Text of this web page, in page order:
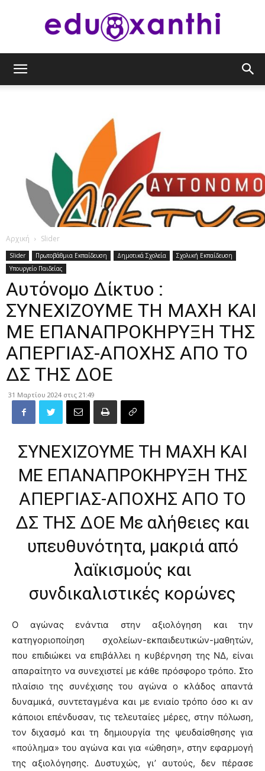
Αρχική Slider
Slider Πρωτοβάθμια Εκπαίδευση Δημοτικά Σχολεία
Σχολική Εκπαίδευση
Υπουργείο Παιδείας
Αυτόνομο Δίκτυο :
ΣΥΝΕΧΙΖΟΥΜΕ ΤΗ ΜΑΧΗ ΚΑΙ
ΜΕ ΕΠΑΝΑΠΡΟΚΗΡΥΞΗ ΤΗΣ
ΑΠΕΡΓΙΑΣ-ΑΠΟΧΗΣ ΑΠΟ ΤΟ
ΔΣ ΤΗΣ ΔΟΕ
31 Μαρτίου 2024 στις 21:49
ΣΥΝΕΧΙΖΟΥΜΕ ΤΗ ΜΑΧΗ ΚΑΙ
ΜΕ ΕΠΑΝΑΠΡΟΚΗΡΥΞΗ ΤΗΣ
ΑΠΕΡΓΙΑΣ-ΑΠΟΧΗΣ ΑΠΟ ΤΟ
ΔΣ ΤΗΣ ΔΟΕ Με αλήθειες και
υπευθυνότητα, μακριά από
λαϊκισμούς και
συνδικαλιστικές κορώνες
Ο αγώνας ενάντια στην αξιολόγηση και την
κατηγοριοποίηση σχολείων-εκπαιδευτικών-μαθητών,
που επιδιώκει να επιβάλλει η κυβέρνηση της ΝΔ, είναι
απαραίτητο να συνεχιστεί με κάθε πρόσφορο τρόπο. Στο
πλαίσιο της συνέχισης του αγώνα ο κλάδος απαντά
δυναμικά, συντεταγμένα και με ενιαίο τρόπο όσο κι αν
κάποιοι επένδυσαν, τις τελευταίες μέρες, στην πόλωση,
τον διχασμό και τη δημιουργία της ψευδαίσθησης για
«πούλημα» του αγώνα και για «ώθηση», στην εφαρμογή
της αξιολόγησης. Δυστυχώς, γι’ αυτούς, δεν πέρασε